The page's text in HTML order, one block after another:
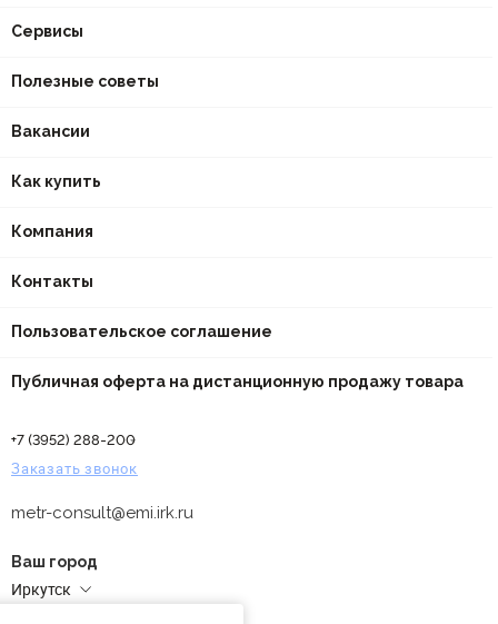
Сервисы
Полезные советы
Вакансии
Как купить
Компания
Контакты
Пользовательское соглашение
Публичная оферта на дистанционную продажу товара
+7 (3952) 288-200
Заказать звонок
metr-consult@emi.irk.ru
Ваш город
Иркутск